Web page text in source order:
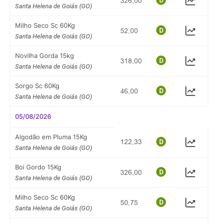
Santa Helena de Goiás (GO)
Milho Seco Sc 60Kg
Santa Helena de Goiás (GO)
Novilha Gorda 15kg
Santa Helena de Goiás (GO)
Sorgo Sc 60Kg
Santa Helena de Goiás (GO)
05/08/2026
Algodão em Pluma 15Kg
Santa Helena de Goiás (GO)
Boi Gordo 15Kg
Santa Helena de Goiás (GO)
Milho Seco Sc 60Kg
Santa Helena de Goiás (GO)